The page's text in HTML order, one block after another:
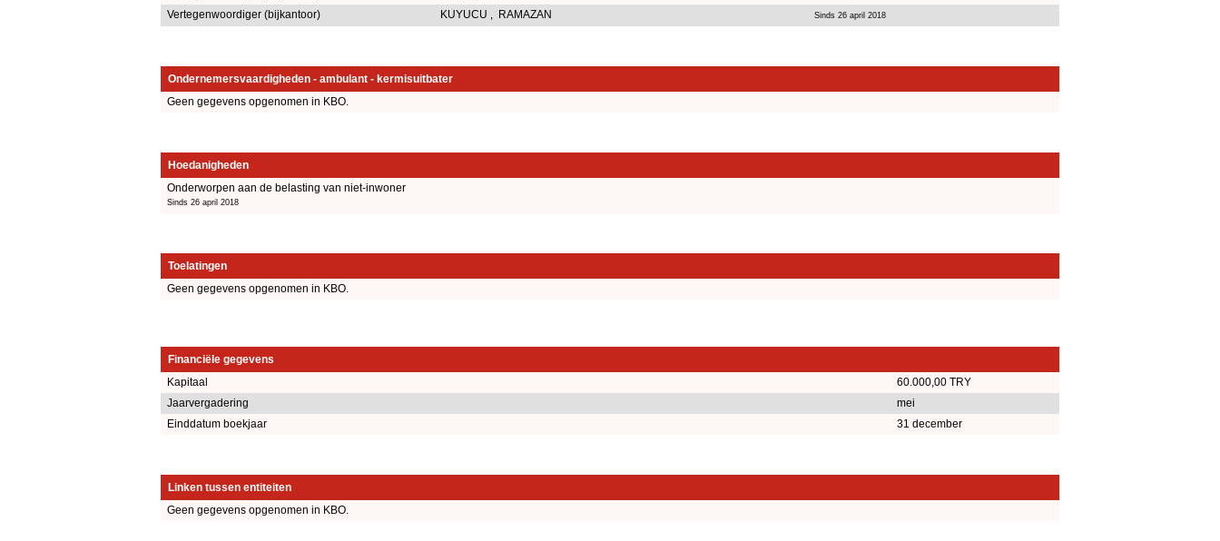
Vertegenwoordiger (bijkantoor) KUYUCU , RAMAZAN Sinds 26 april 2018
Ondernemersvaardigheden - ambulant - kermisuitbater
Geen gegevens opgenomen in KBO.
Hoedanigheden
Onderworpen aan de belasting van niet-inwoner
Sinds 26 april 2018
Toelatingen
Geen gegevens opgenomen in KBO.
Financiële gegevens
Kapitaal
60.000,00 TRY
Jaarvergadering
mei
Einddatum boekjaar
31 december
Linken tussen entiteiten
Geen gegevens opgenomen in KBO.